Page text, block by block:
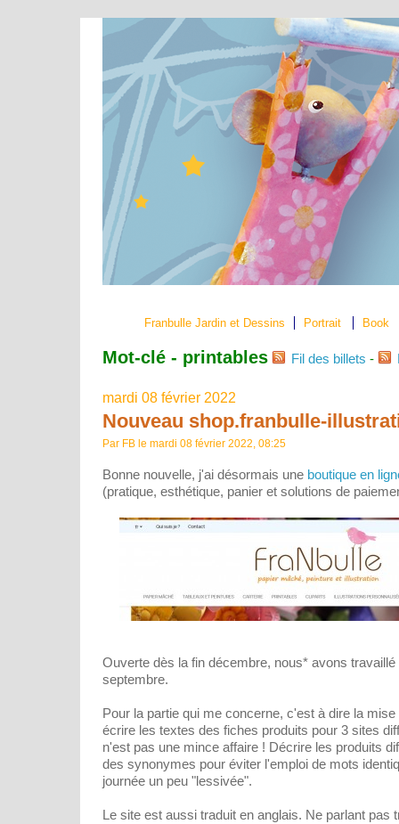
Franbulle Jardin et Dessins Portrait Book
Mot-clé - printables Fil des billets -
mardi 08 février 2022
Nouveau shop.franbulle-
Par FB le mardi 08 février 2022, 08:25
Bonne nouvelle, j'ai désormais une boutique en
(pratique, esthétique, panier et solutions de
Ouverte dès la fin décembre, nous* avons
septembre.
Pour la partie qui me concerne, c'est à dire la
écrire les textes des fiches produits pour 3 sites
n'est pas une mince affaire ! Décrire les produits
des synonymes pour éviter l'emploi de mots
journée un peu "lessivée".
Le site est aussi traduit en anglais. Ne parlant pas